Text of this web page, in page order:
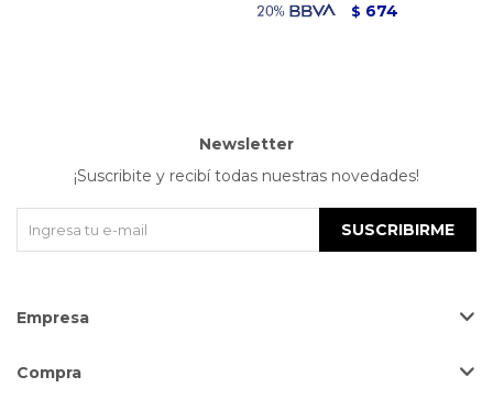
$ 674
Empresa
Compra
Newsletter
¡Suscribite y recibí todas nuestras novedades!
SUSCRIBIRME